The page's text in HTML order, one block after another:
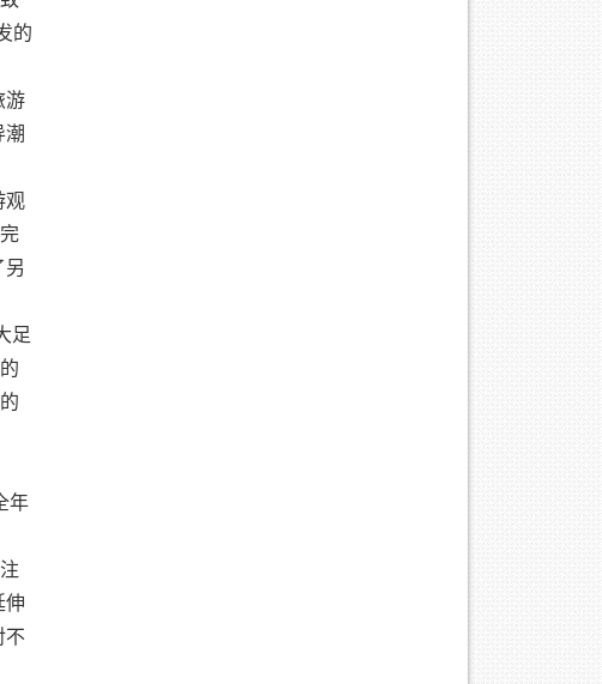
的
游
潮
观
另
足
年
伸
不